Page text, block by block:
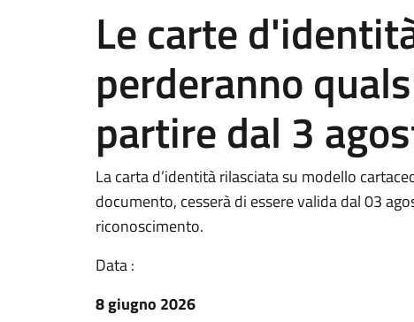
Le carte
perderanno
partire dal 3
La carta d’identità rilasciata su modello
documento, cesserà di essere valida dal 03
riconoscimento.
Data :
8 giugno 2026